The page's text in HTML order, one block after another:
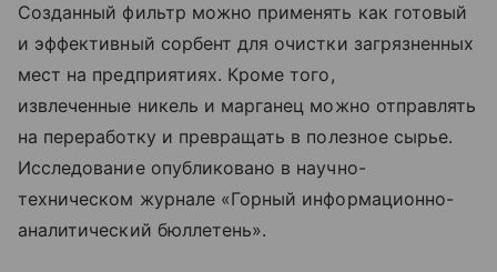
Созданный фильтр можно применять как готовый
и эффективный сорбент для очистки загрязненных
мест на предприятиях. Кроме того,
извлеченные никель и марганец можно отправлять
на переработку и превращать в полезное сырье.
Исследование опубликовано в научно-
техническом журнале «Горный информационно-
аналитический бюллетень».